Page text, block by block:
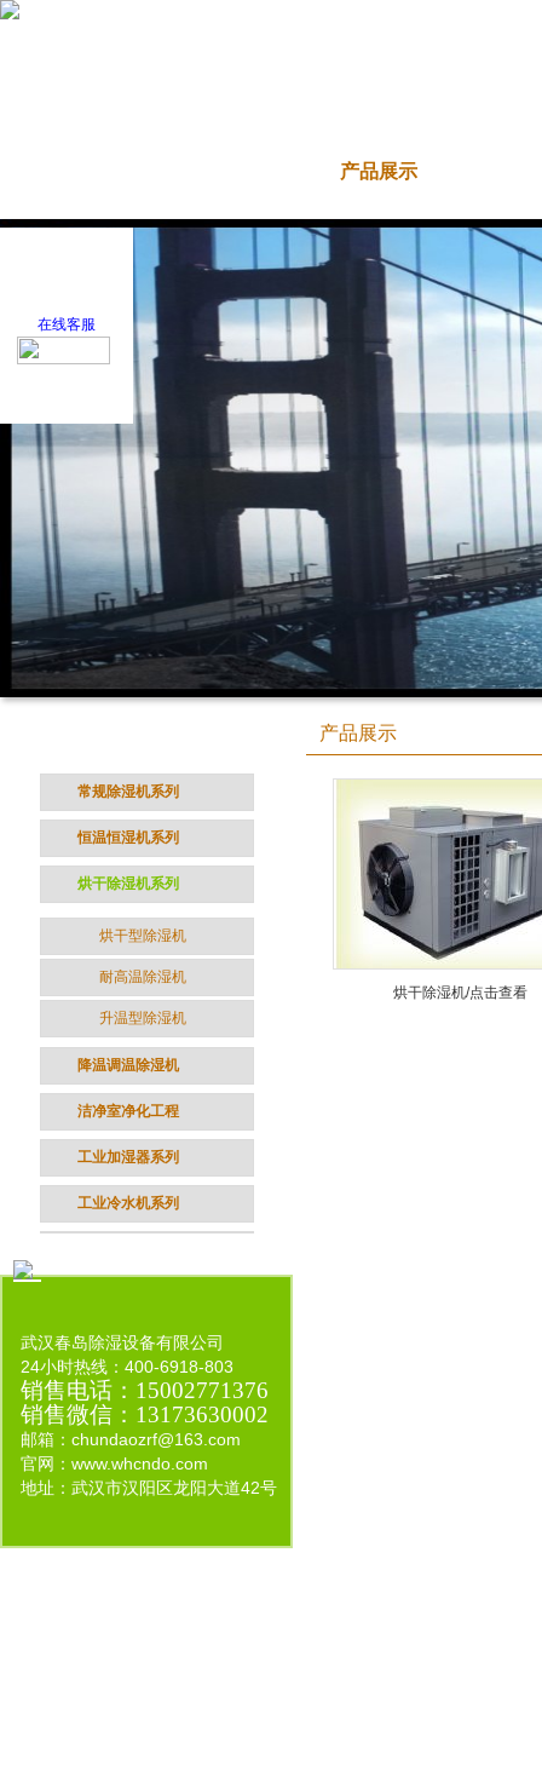
产品展示
常规除湿机系列
恒温恒湿机系列
烘干除湿机系列
烘干型除湿机
耐高温除湿机
升温型除湿机
降温调温除湿机
洁净室净化工程
工业加湿器系列
工业冷水机系列
武汉春岛除湿设备有限公司
24小时热线：400-6918-803
销售电话 ： 15002771376
销售微信 ： 13173630002
邮箱： chundaozrf@163.com
官网：www.whcndo.com
地址： 武汉市汉阳区龙阳大道42号
产品展示
烘干除湿机/点击查看
在线客服